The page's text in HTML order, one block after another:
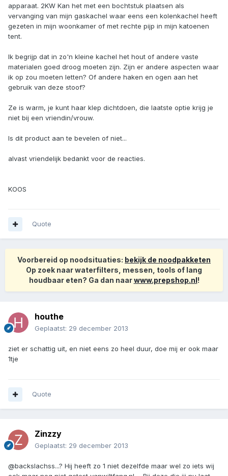
apparaat. 2KW Kan het met een bochtstuk plaatsen als
vervanging van mijn gaskachel waar eens een kolenkachel heeft
gezeten in mijn woonkamer of met rechte pijp in mijn katoenen
tent.
Ik begrijp dat in zo'n kleine kachel het hout of andere vaste
materialen goed droog moeten zijn. Zijn er andere aspecten waar
ik op zou moeten letten? Of andere haken en ogen aan het
gebruik van deze stoof?
Ze is warm, je kunt haar klep dichtdoen, die laatste optie krijg je
niet bij een vriendin/vrouw.
Is dit product aan te bevelen of niet...
alvast vriendelijk bedankt voor de reacties.
KOOS
Quote
Voorbereid op noodsituaties: bekijk de noodpakketen
Op zoek naar waterfilters, messen, tools of lang
houdbaar eten? Ga dan naarwww.prepshop.nl!
houthe
Geplaatst: 29 december 2013
ziet er schattig uit, en niet eens zo heel duur, doe mij er ook maar
1tje
Quote
Zinzzy
Geplaatst: 29 december 2013
@backslachss...? Hij heeft zo 1 niet dezelfde maar wel zo iets wij